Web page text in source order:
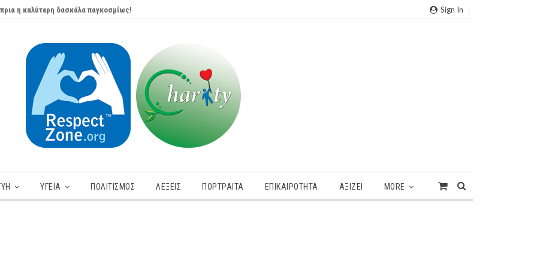
η καλύτερη δασκάλα παγκοσμίως! Sign In
ΥΓΕΊΑ ΠΟΛΙΤΙΣΜΟΣ ΛΕΞΕΙΣ ΠΟΡΤΡΑΊΤΑ ΕΠΙΚΑΙΡΌΤΗΤΑ ΑΞΙΖΕΙ MORE